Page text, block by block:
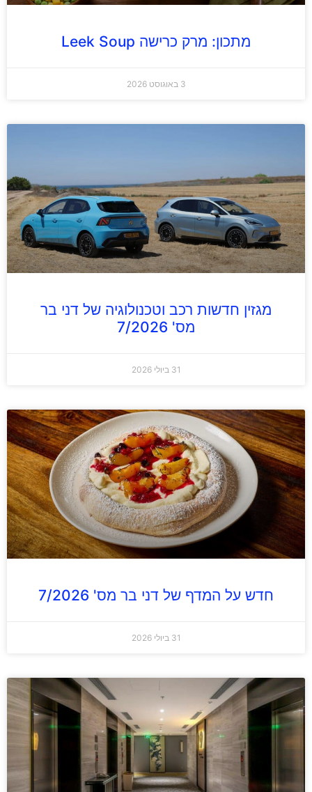
מתכון: מרק כרישה Leek Soup
3 באוגוסט 2026
מגזין חדשות רכב וטכנולוגיה של דני בר
מס' 7/2026
31 ביולי 2026
חדש על המדף של דני בר מס' 7/2026
31 ביולי 2026